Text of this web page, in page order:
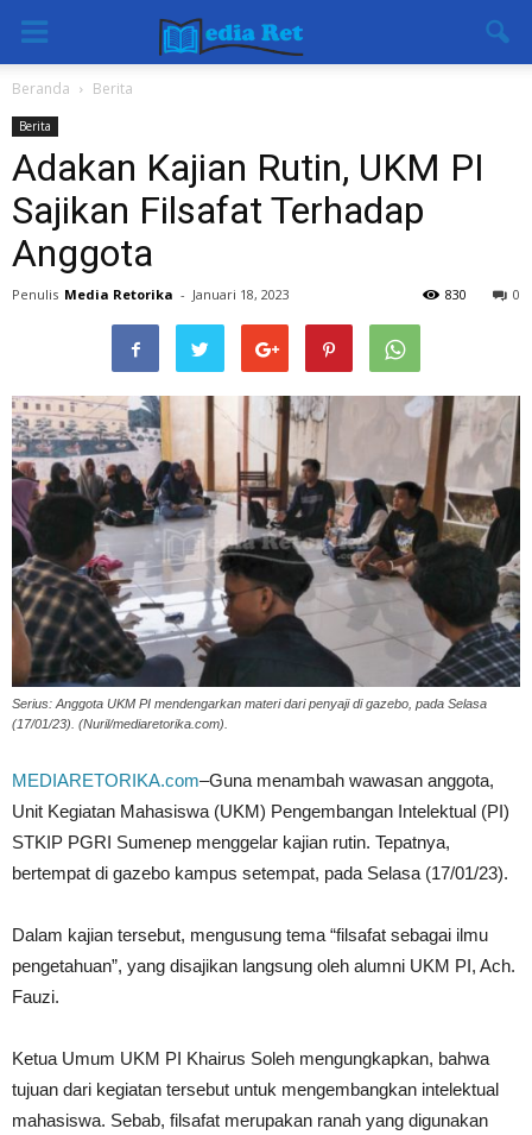
Beranda Berita
Berita
Adakan Kajian Rutin, UKM PI
Sajikan Filsafat Terhadap
Anggota
Penulis Media Retorika - Januari 18, 2023 0
830
Serius: Anggota UKM PI mendengarkan materi dari penyaji di gazebo, pada Selasa
(17/01/23). (Nuril/mediaretorika.com).
MEDIARETORIKA.com–Guna menambah wawasan anggota,
Unit Kegiatan Mahasiswa (UKM) Pengembangan Intelektual (PI)
STKIP PGRI Sumenep menggelar kajian rutin. Tepatnya,
bertempat di gazebo kampus setempat, pada Selasa (17/01/23).
Dalam kajian tersebut, mengusung tema “filsafat sebagai ilmu
pengetahuan”, yang disajikan langsung oleh alumni UKM PI, Ach.
Fauzi.
Ketua Umum UKM PI Khairus Soleh mengungkapkan, bahwa
tujuan dari kegiatan tersebut untuk mengembangkan intelektual
mahasiswa. Sebab, filsafat merupakan ranah yang digunakan